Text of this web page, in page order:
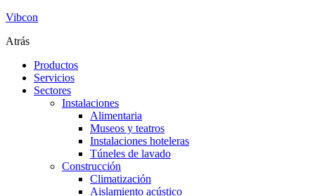
Vibcon
Atrás
Productos
Servicios
Sectores
Instalaciones
Alimentaria
Museos y teatros
Instalaciones hoteleras
Túneles de lavado
Construcción
Climatización
Aislamiento acústico